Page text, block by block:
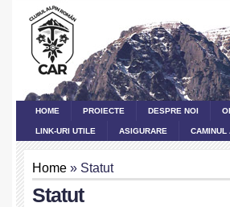
HOME PROIECTE DESPRE NOI
LINK-URI UTILE ASIGURARE CAMINUL
Home » Statut
Statut